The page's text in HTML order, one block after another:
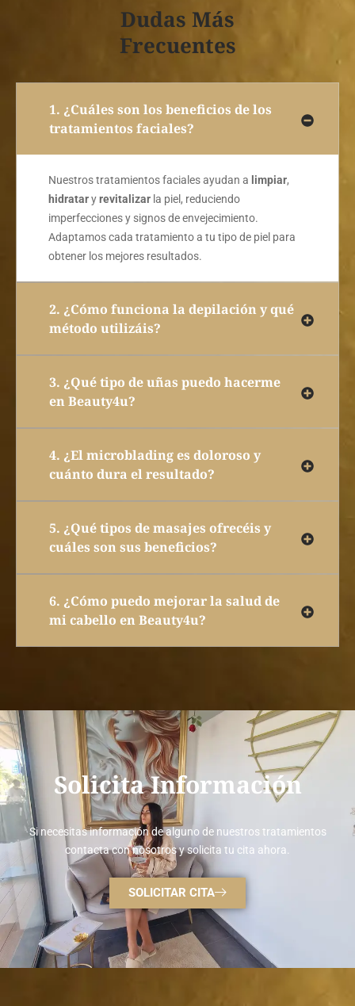
Dudas Más
Frecuentes
1. ¿Cuáles son los beneficios de los
tratamientos faciales?
Nuestros tratamientos faciales ayudan a limpiar,
hidrataryrevitalizar la piel, reduciendo
imperfecciones y signos de envejecimiento.
Adaptamos cada tratamiento a tu tipo de piel para
obtener los mejores resultados.
2. ¿Cómo funciona la depilación y qué
método utilizáis?
3. ¿Qué tipo de uñas puedo hacerme
en Beauty4u?
4. ¿El microblading es doloroso y
cuánto dura el resultado?
5. ¿Qué tipos de masajes ofrecéis y
cuáles son sus beneficios?
6. ¿Cómo puedo mejorar la salud de
mi cabello en Beauty4u?
Solicita Información
Si necesitas información de alguno de nuestros tratamientos
contacta con nosotros y solicita tu cita ahora.
SOLICITAR CITA